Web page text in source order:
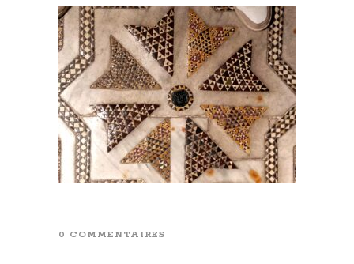
0 COMMENTAIRES